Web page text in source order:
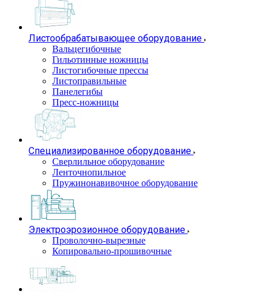
Листообрабатывающее оборудование
Вальцегибочные
Гильотинные ножницы
Листогибочные прессы
Листоправильные
Панелегибы
Пресс-ножницы
Специализированное оборудование
Сверлильное оборудование
Ленточнопильное
Пружинонавивочное оборудование
Электроэрозионное оборудование
Проволочно-вырезные
Копировально-прошивочные